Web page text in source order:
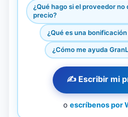
¿Qué hago si el proveedor no
precio?
¿Qué es una
¿Cómo me ayuda
✍️ Escribir mi
o escríbenos por